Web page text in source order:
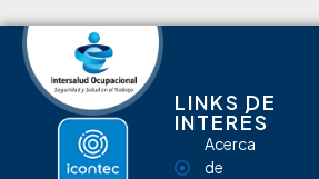
LINKS DE
INTERÉS
Acerca
de